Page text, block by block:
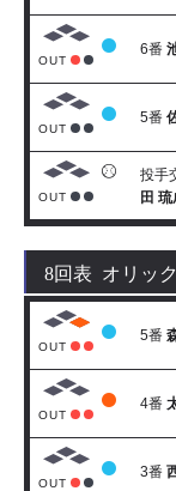
OUT
6番
OUT
5番
OUT
投手
田 琉
8回表 オリッ
OUT
5番
OUT
4番
OUT
3番